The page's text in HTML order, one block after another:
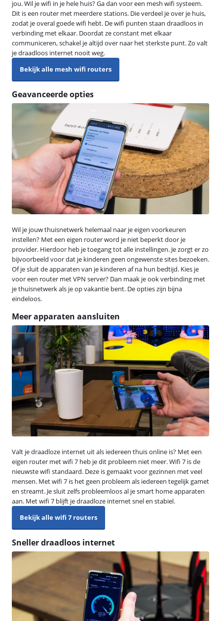
jou. Wil je wifi in je hele huis? Ga dan voor een mesh wifi systeem.
Dit is een router met meerdere stations. Die verdeel je over je huis,
zodat je overal goede wifi hebt. De wifi punten staan draadloos in
verbinding met elkaar. Doordat ze constant met elkaar
communiceren, schakel je altijd over naar het sterkste punt. Zo valt
je draadloos internet nooit weg.
Bekijk alle mesh wifi routers
Geavanceerde opties
Wil je jouw thuisnetwerk helemaal naar je eigen voorkeuren
instellen? Met een eigen router word je niet beperkt door je
provider. Hierdoor heb je toegang tot alle instellingen. Je zorgt er zo
bijvoorbeeld voor dat je kinderen geen ongewenste sites bezoeken.
Of je sluit de apparaten van je kinderen af na hun bedtijd. Kies je
voor een router met VPN server? Dan maak je ook verbinding met
je thuisnetwerk als je op vakantie bent. De opties zijn bijna
eindeloos.
Meer apparaten aansluiten
Valt je draadloze internet uit als iedereen thuis online is? Met een
eigen router met wifi 7 heb je dit probleem niet meer. Wifi 7 is de
nieuwste wifi standaard. Deze is gemaakt voor gezinnen met veel
mensen. Met wifi 7 is het geen probleem als iedereen tegelijk gamet
en streamt. Je sluit zelfs probleemloos al je smart home apparaten
aan. Met wifi 7 blijft je draadloze internet snel en stabiel.
Bekijk alle wifi 7 routers
Sneller draadloos internet